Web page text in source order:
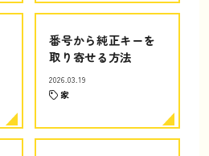
番号から純正キーを
取り寄せる方法
2026.03.19
家